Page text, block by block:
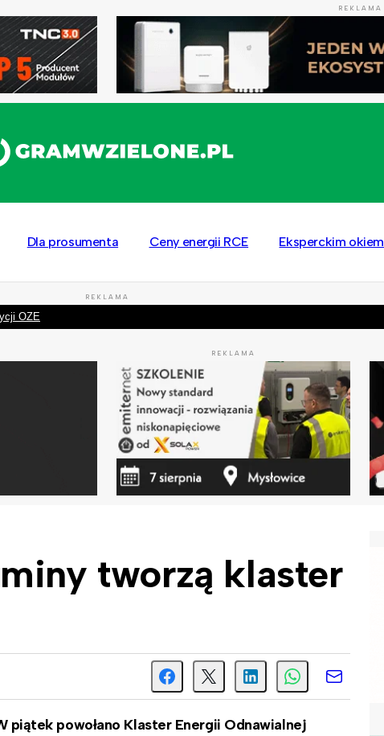
REKLAMA
Dla prosumenta Ceny energii RCE Eksperckim okiem
REKLAMA
OZE
REKLAMA
tworzą klaster
piątek powołano Klaster Energii Odnawialnej